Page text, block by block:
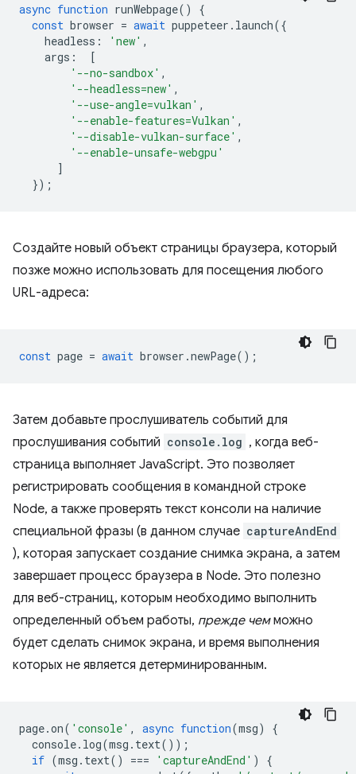
async function runWebpage()
{
const browser = await puppeteer . launch({
headless : 'new' ,
args :
[
'--no-sandbox' ,
'--headless=new' ,
'--use-angle=vulkan' ,
'--enable-features=Vulkan' ,
'--disable-vulkan-surface' ,
'--enable-unsafe-webgpu'
]
});
Создайте новый объект страницы браузера, который
позже можно использовать для посещения любого
URL-адреса:
const page = await browser .newPage();
Затем добавьте прослушиватель событий для
прослушивания событий console.log , когда веб-
страница выполняет JavaScript. Это позволяет
регистрировать сообщения в командной строке
Node, а также проверять текст консоли на наличие
специальной фразы (в данном случае captureAndEnd
), которая запускает создание снимка экрана, а затем
завершает процесс браузера в Node. Это полезно
для веб-страниц, которым необходимо выполнить
определенный объем работы, прежде чемможно
будет сделать снимок экрана, и время выполнения
которых не является детерминированным.
page.on( 'console' , async function(msg)
{
console. log(msg . text());
if (msg . text() === 'captureAndEnd' )
{